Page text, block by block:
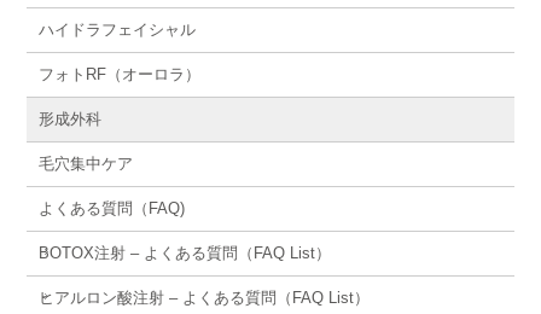
ハイドラフェイシャル
フォトRF（オーロラ）
形成外科
毛穴集中ケア
よくある質問（FAQ)
BOTOX注射 – よくある質問（FAQ List）
ヒアルロン酸注射 – よくある質問（FAQ List）